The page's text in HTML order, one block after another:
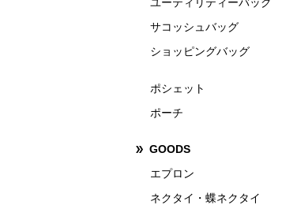
サコッシュバッグ
ショッピングバッグ
ポシェット
ポーチ
GOODS
エプロン
ネクタイ・蝶ネクタイ